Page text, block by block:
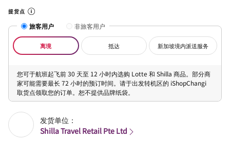
提货点
旅客用户 非旅客用户
离境 抵达 新加坡境内派送服务
您可于航班起飞前 30 天至 12 小时内选购 Lotte 和 Shilla 商品。部分商
家可能需要最长 72 小时的预订时间。请于出发转机区的 iShopChangi
取货点领取您的订单。恕不提供品牌纸袋。
发货单位：
Shilla Travel Retail Pte Ltd